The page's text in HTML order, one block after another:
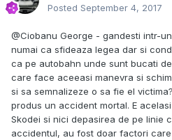
Posted September 4, 2017
@Ciobanu George - gandesti intr-
numai ca sfideaza legea dar si
ca pe autobahn unde sunt bucati
care face aceeasi manevra si
si sa semnalizeze o sa fie el
produs un accident mortal. E
Skodei si nici depasirea de pe linie
accidentul, au fost doar factori